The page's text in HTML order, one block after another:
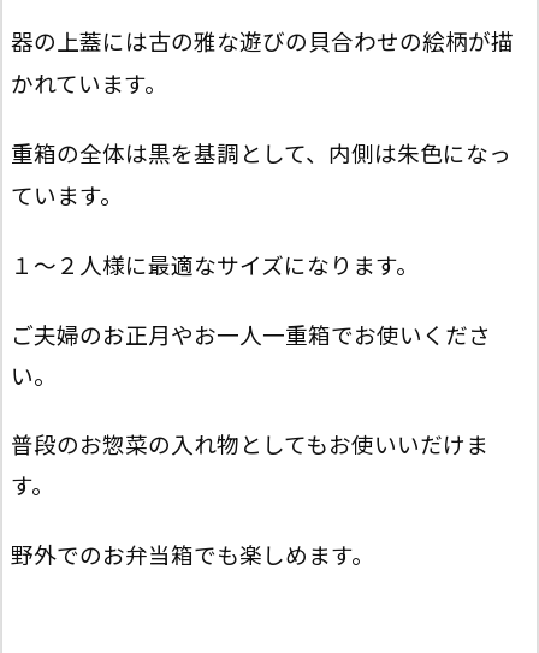
器の上蓋には古の雅な遊びの貝合わせの絵柄が描
かれています。
重箱の全体は黒を基調として、内側は朱色になっ
ています。
１～２人様に最適なサイズになります。
ご夫婦のお正月やお一人一重箱でお使いくださ
い。
普段のお惣菜の入れ物としてもお使いいだけま
す。
野外でのお弁当箱でも楽しめます。